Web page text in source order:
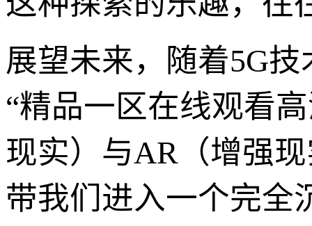
展望未来，随着5G
“精品一区在线观看
现实）与AR（增强
带我们进入一个完全